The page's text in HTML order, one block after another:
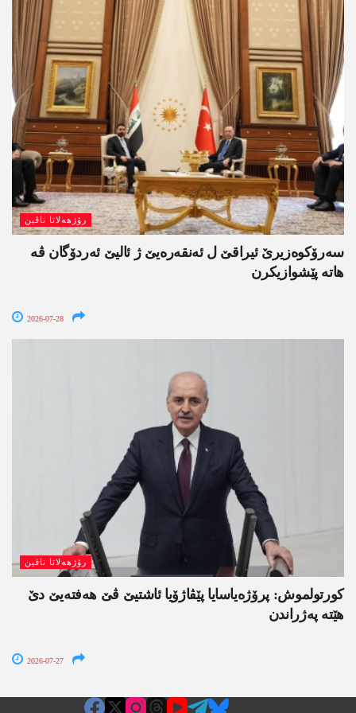
رۆژھەلاتا ناڤین
سەرۆکوەزیرێ ئیراقێ ل ئەنقەرەیێ ژ ئالیێ ئەردۆگان ڤە
ھاتە پێشوازیکرن
2026-07-28
رۆژھەلاتا ناڤین
کورتولموش: پرۆژەیاسایا پێڤاژۆیا ئاشتیێ ڤێ ھەفتەیێ دێ
هێتە پەژراندن
2026-07-27